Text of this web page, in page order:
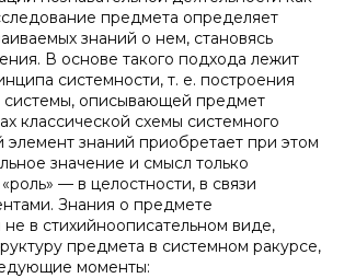
предмета определяет
знаний о нем, становясь
В основе такого подхода лежит
системности, т. е. построения
системы, описывающей предмет
классической схемы системного
элемент знаний приобретает при этом
значение и смысл только
— в целостности, в связи
Знания о предмете
в стихийноописательном виде,
предмета в системном ракурсе,
моменты: